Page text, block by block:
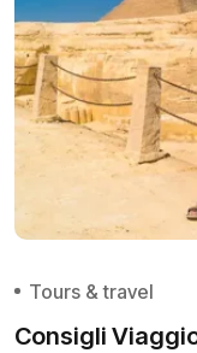
Tours & travel
Consigli